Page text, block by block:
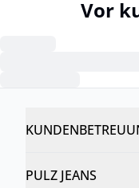
Vor
PULZ JEANS